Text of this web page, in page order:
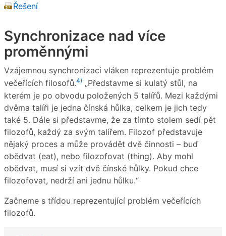
Řešení
Synchronizace nad více
proměnnými
Vzájemnou synchronizaci vláken reprezentuje problém
večeřících filosofů.4) „Představme si kulatý stůl, na
kterém je po obvodu položených 5 talířů. Mezi každými
dvěma talíři je jedna čínská hůlka, celkem je jich tedy
také 5. Dále si představme, že za tímto stolem sedí pět
filozofů, každý za svým talířem. Filozof představuje
nějaký proces a může provádět dvě činnosti – buď
obědvat (eat), nebo filozofovat (thing). Aby mohl
obědvat, musí si vzít dvě čínské hůlky. Pokud chce
filozofovat, nedrží ani jednu hůlku.“
Začneme s třídou reprezentující problém večeřících
filozofů.